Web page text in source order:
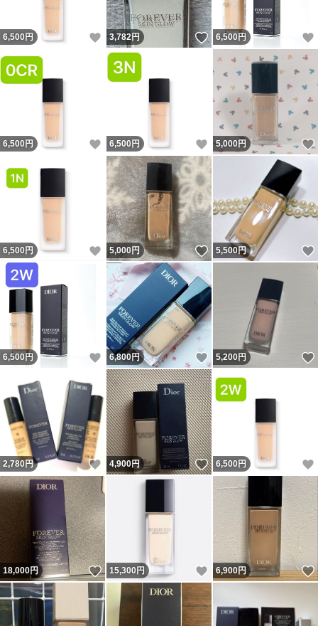
6,500 円 いいね！
3,782円 いいね！
6,500 円
6,500 円 いいね！
6,500 円 いいね！
5,000円
6,500 円 いいね！
5,000円 いいね！
5,500円
6,500 円 いいね！
6,800円 いいね！
5,200円
2,780円 いいね！
4,900円 いいね！
6,500 円
18,000円 いいね！
15,300 円 いいね！
6,900円